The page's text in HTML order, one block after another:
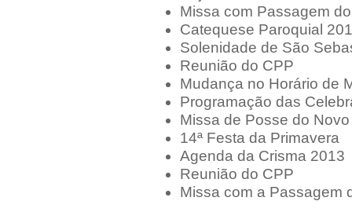
Missa com Passagem
Catequese Paroquial
Solenidade de São
Reunião do CPP
Mudança no Horário de
Programação das
Missa de Posse do
14ª Festa da Primavera
Agenda da Crisma 2013
Reunião do CPP
Missa com a Passagem